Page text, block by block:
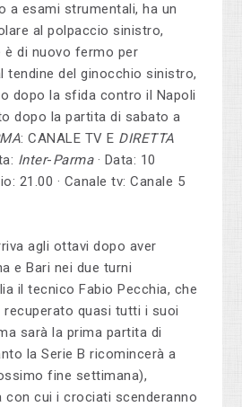
a esami strumentali, ha un
al polpaccio sinistro,
di nuovo fermo per
tendine del ginocchio sinistro,
dopo la sfida contro il Napoli
dopo la partita di sabato a
: CANALE TV E DIRETTA
Inter-Parma· Data: 10
21.00 · Canale tv: Canale 5
agli ottavi dopo aver
e Bari nei due turni
il tecnico Fabio Pecchia, che
quasi tutti i suoi
sarà la prima partita di
la Serie B ricomincerà a
fine settimana),
con cui i crociati scenderanno